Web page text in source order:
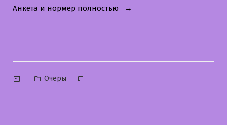
Анкета и нормер полностью «Елена»
Опубликовано
Очеры